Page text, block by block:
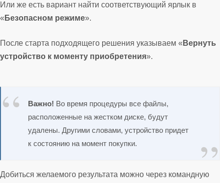
Или же есть вариант найти соответствующий ярлык в
« Безопасном режиме».
После старта подходящего решения указываем « Вернуть
устройство к моменту приобретения».
Важно! Во время процедуры все файлы,
расположенные на жестком диске, будут
удалены. Другими словами, устройство придет
к состоянию на момент покупки.
Добиться желаемого результата можно через командную